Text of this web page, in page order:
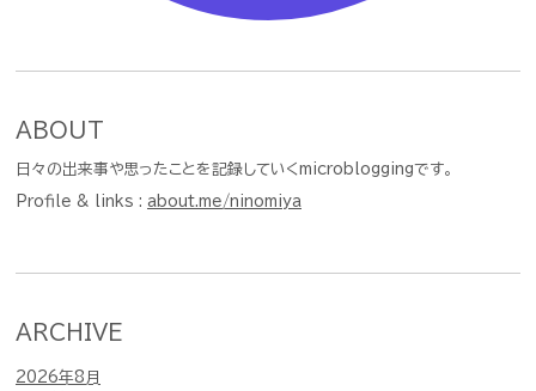
ABOUT
日々の出来事や思ったことを記録していくmicrobloggingです。
Profile & links : about.me/ninomiya
ARCHIVE
2026年8月